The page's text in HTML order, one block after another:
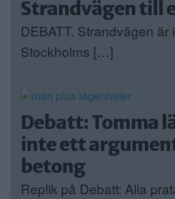
Strandvägen till
DEBATT. Strandvägen är
Stockholms […]
Debatt: Tomma
inte ett
betong
Replik på Debatt: Alla